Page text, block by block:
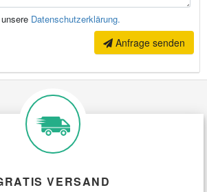
Datenschutzerklärung.
Anfrage senden
VERSAND